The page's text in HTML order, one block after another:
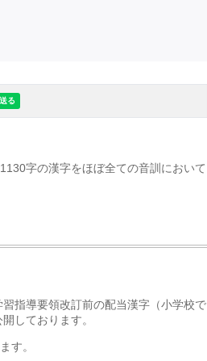
字の漢字をほぼ全ての音訓において
指導要領改訂前の配当漢字（小学校で
しております。
す。